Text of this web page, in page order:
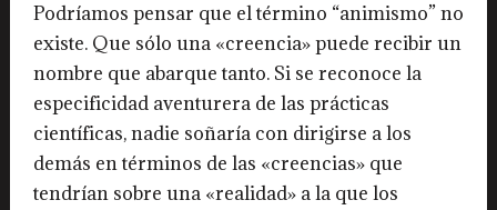
Podríamos pensar que el término “animismo” no
existe. Que sólo una «creencia» puede recibir un
nombre que abarque tanto. Si se reconoce la
especificidad aventurera de las prácticas
científicas, nadie soñaría con dirigirse a los
demás en términos de las «creencias» que
tendrían sobre una «realidad» a la que los